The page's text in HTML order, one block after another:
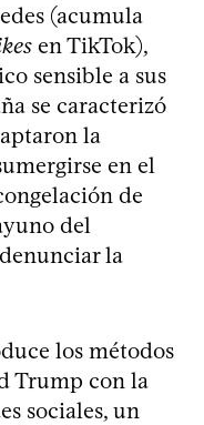
(acumula
en TikTok),
sensible a sus
se caracterizó
la
en el
de
del
la
los métodos
Trump con la
sociales, un